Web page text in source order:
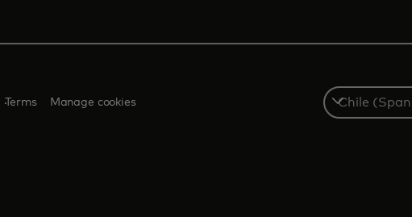
Terms Manage cookies
Select
a
country